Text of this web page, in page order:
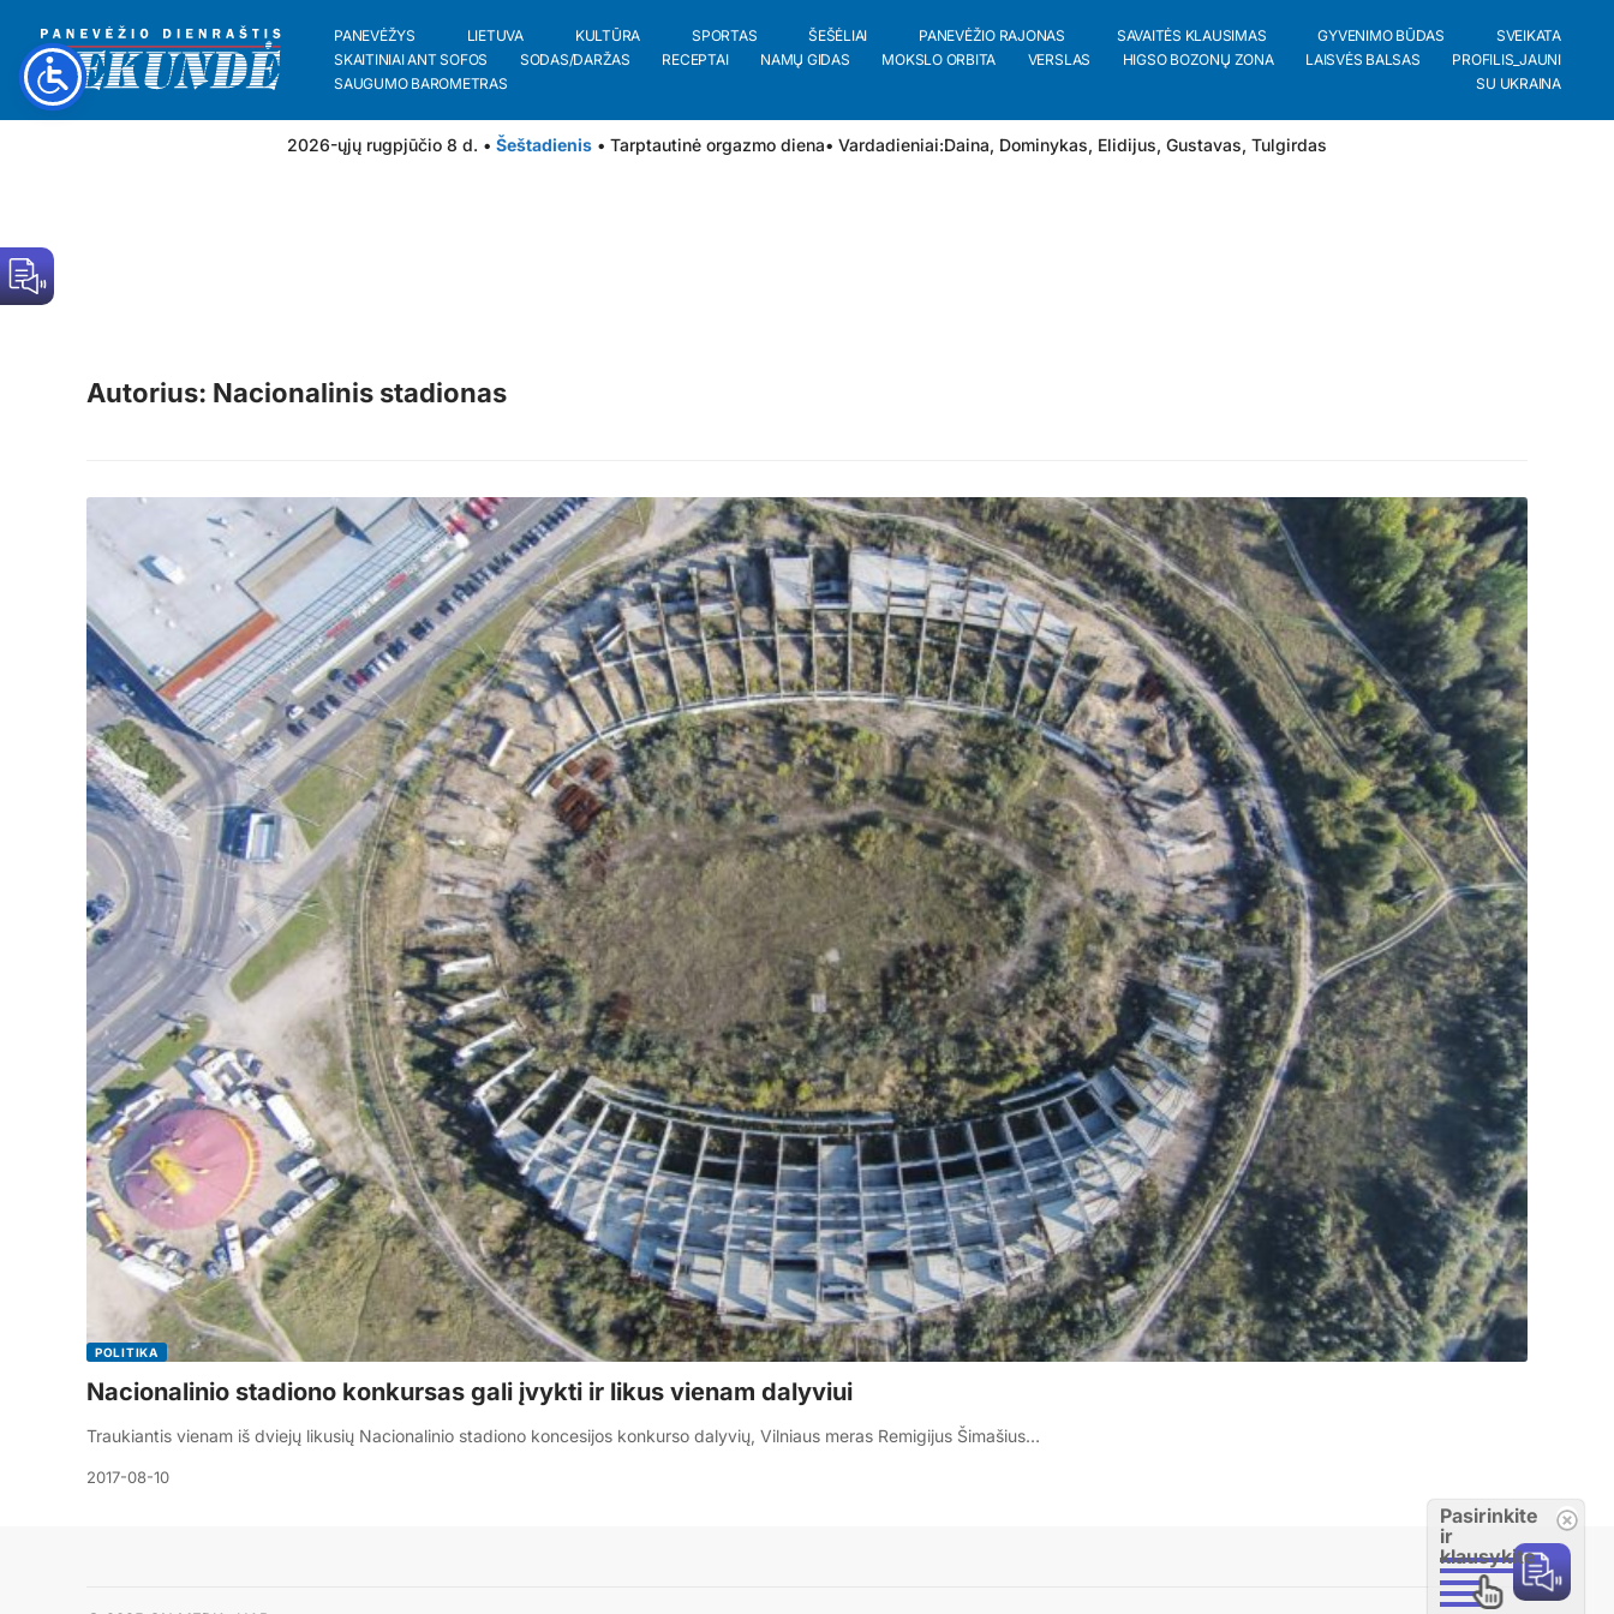
PANEVĖŽYS LIETUVA KULTŪRA SPORTAS ŠEŠĖLIAI PANEVĖŽIO RAJONAS SAVAITĖS KLAUSIMAS GYVENIMO BŪDAS
SVEIKATA
SKAITINIAI ANT SOFOS
SODAS/DARŽAS RECEPTAI NAMŲ GIDAS MOKSLO ORBITA VERSLAS HIGSO BOZONŲ ZONA LAISVĖS BALSAS
PROFILIS_JAUNI
SAUGUMO BAROMETRAS
SU UKRAINA
2026-ųjų rugpjūčio 8 d. • Šeštadienis • Tarptautinė orgazmo diena• Vardadieniai:Daina, Dominykas, Elidijus, Gustavas, Tulgirdas
Autorius: Nacionalinis stadionas
POLITIKA
Nacionalinio stadiono konkursas gali įvykti ir likus vienam dalyviui
Traukiantis vienam iš dviejų likusių Nacionalinio stadiono koncesijos konkurso dalyvių, Vilniaus meras Remigijus Šimašius…
2017-08-10
Pasirinkite
ir
klausykite